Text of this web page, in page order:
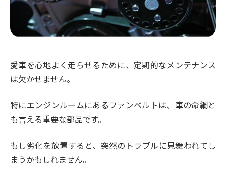
愛車を心地よく走らせるために、定期的なメンテナンス
は欠かせません。
特にエンジンルームにあるファンベルトは、車の命綱と
も言える重要な部品です。
もし劣化を放置すると、突然のトラブルに見舞われてし
まうかもしれません。